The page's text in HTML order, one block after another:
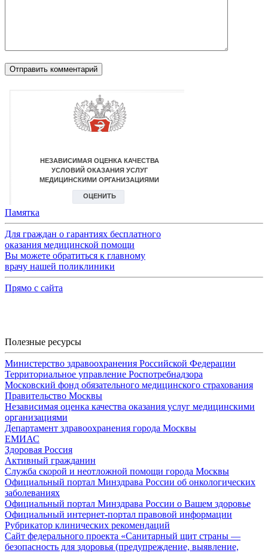
Памятка
Для граждан о гарантиях бесплатного
оказания медицинской помощи
Вы можете обратиться к главному
врачу нашей поликлиники
Прямо с сайта
Полезные ресурсы
Министерство здравоохранения Российской Федерации
Территориальное управление Роспотребнадзора
Московский фонд обязательного медицинского страхования
Правительство Москвы
Независимая оценка качества оказания услуг медицинскими
организациями
Департамент здравоохранения города Москвы
ЕМИАС
Здоровая Россия
Активный гражданин
Служба скорой и неотложной помощи города Москвы
Официальный портал Минздрава России об онкологических
заболеваниях
Официальный портал Минздрава России о Вашем здоровье
Официальный интернет-портал правовой информации
Рубрикатор клинических рекомендаций
Сайт федерального проекта «Санитарный щит страны —
безопасность для здоровья (предупреждение, выявление,